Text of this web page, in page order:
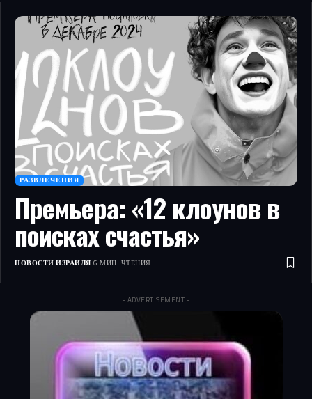
РАЗВЛЕЧЕНИЯ
Премьера: «12 клоунов в
поисках счастья»
НОВОСТИ ИЗРАИЛЯ 6 МИН. ЧТЕНИЯ
- ADVERTISEMENT -